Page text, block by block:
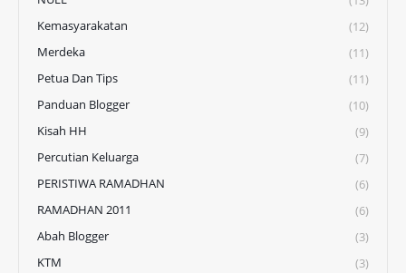
Kemasyarakatan
(12)
Merdeka
(11)
Petua Dan Tips
(11)
Panduan Blogger
(10)
Kisah HH
(9)
Percutian Keluarga
(7)
PERISTIWA RAMADHAN
(6)
RAMADHAN 2011
(6)
Abah Blogger
(3)
KTM
(3)